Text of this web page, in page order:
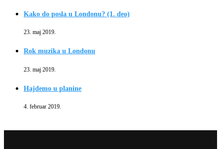
Kako do posla u Londonu? (1. deo)
23. maj 2019.
Rok muzika u Londonu
23. maj 2019.
Hajdemo u planine
4. februar 2019.